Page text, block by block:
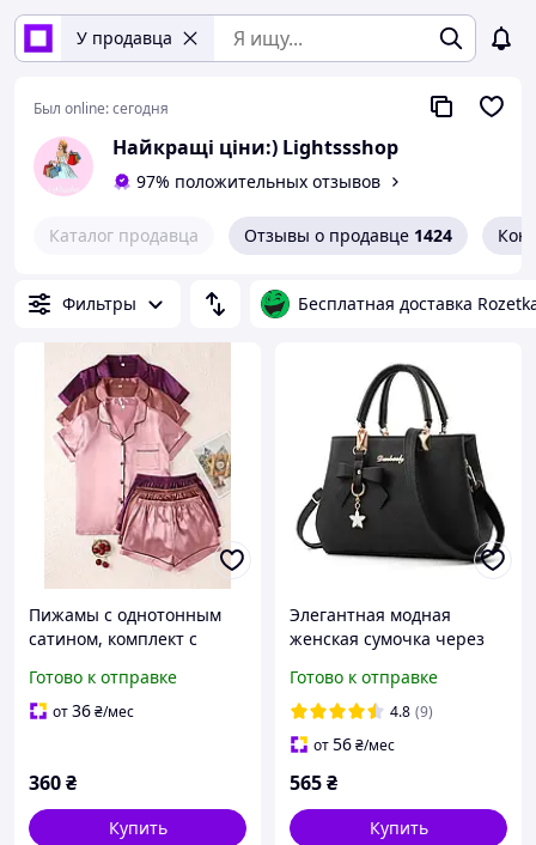
У продавца
Был online:сегодня
Найкращі ціни:) Lightssshop
97% положительных отзывов
Каталог продавца Отзывы о продавце 1424
Фильтры Бесплатная доставка
Пижамы с однотонным
сатином, комплект с
Удобный топ с коротким
рукавом на пуговицах и
Готово к отправке
от36₴/мес
360₴
Купить
Элегантная модная
женская сумочка через
стильная женская сумка.
Коричневий
Готово к отправке
4.8 (9)
от56₴/мес
565₴
Купить